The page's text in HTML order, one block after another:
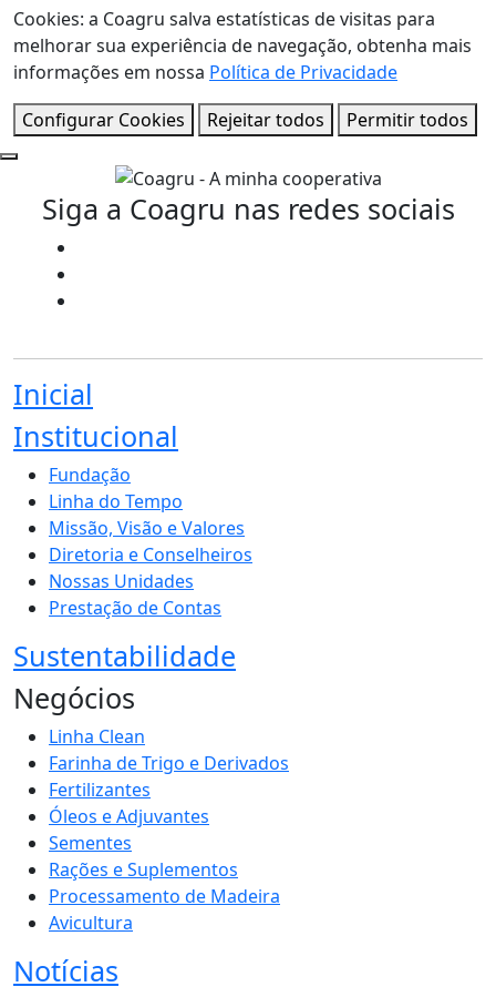
Cookies: a Coagru salva estatísticas de visitas para
melhorar sua experiência de navegação, obtenha mais
informações em nossa Política de Privacidade
Configurar Cookies
Rejeitar todos Permitir todos
Siga a Coagru nas redes sociais
Inicial
Institucional
Fundação
Linha do Tempo
Missão, Visão e Valores
Diretoria e Conselheiros
Nossas Unidades
Prestação de Contas
Sustentabilidade
Negócios
Linha Clean
Farinha de Trigo e Derivados
Fertilizantes
Óleos e Adjuvantes
Sementes
Rações e Suplementos
Processamento de Madeira
Avicultura
Notícias